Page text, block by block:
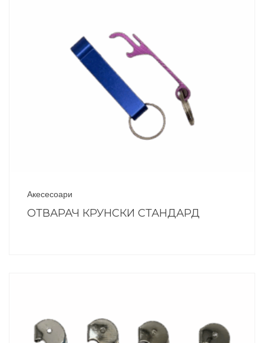
Акесесоари
ОТВАРАЧ КРУНСКИ СТАНДАРД